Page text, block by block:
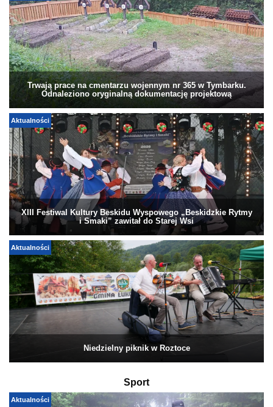
Trwają prace na cmentarzu wojennym nr 365 w Tymbarku.
Odnaleziono oryginalną dokumentację projektową
Aktualności
XIII Festiwal Kultury Beskidu Wyspowego „Beskidzkie Rytmy
i Smaki” zawitał do Starej Wsi
Aktualności
Niedzielny piknik w Roztoce
Sport
Aktualności